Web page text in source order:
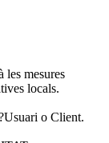
les mesures
locals.
o Client.